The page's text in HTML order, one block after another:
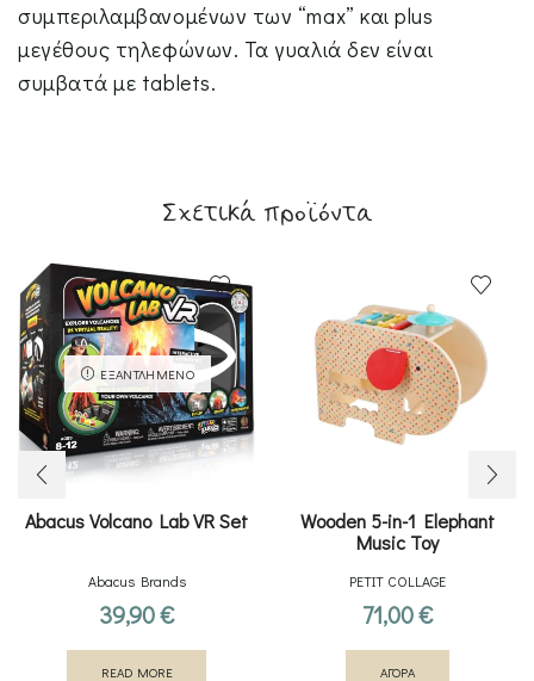
συμπεριλαμβανομένων των “max” και plus
μεγέθους τηλεφώνων. Τα γυαλιά δεν είναι
συμβατά με tablets.
Σχετικά προϊόντα
ΕΞΑΝΤΛΗΜΈΝΟ
Abacus Volcano Lab VR Set
Abacus Brands
39,90€
READ MORE
Wooden 5-in-1 Elephant
Music Toy
PETIT COLLAGE
71,00€
ΑΓΟΡΑ